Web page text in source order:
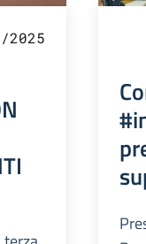
2025